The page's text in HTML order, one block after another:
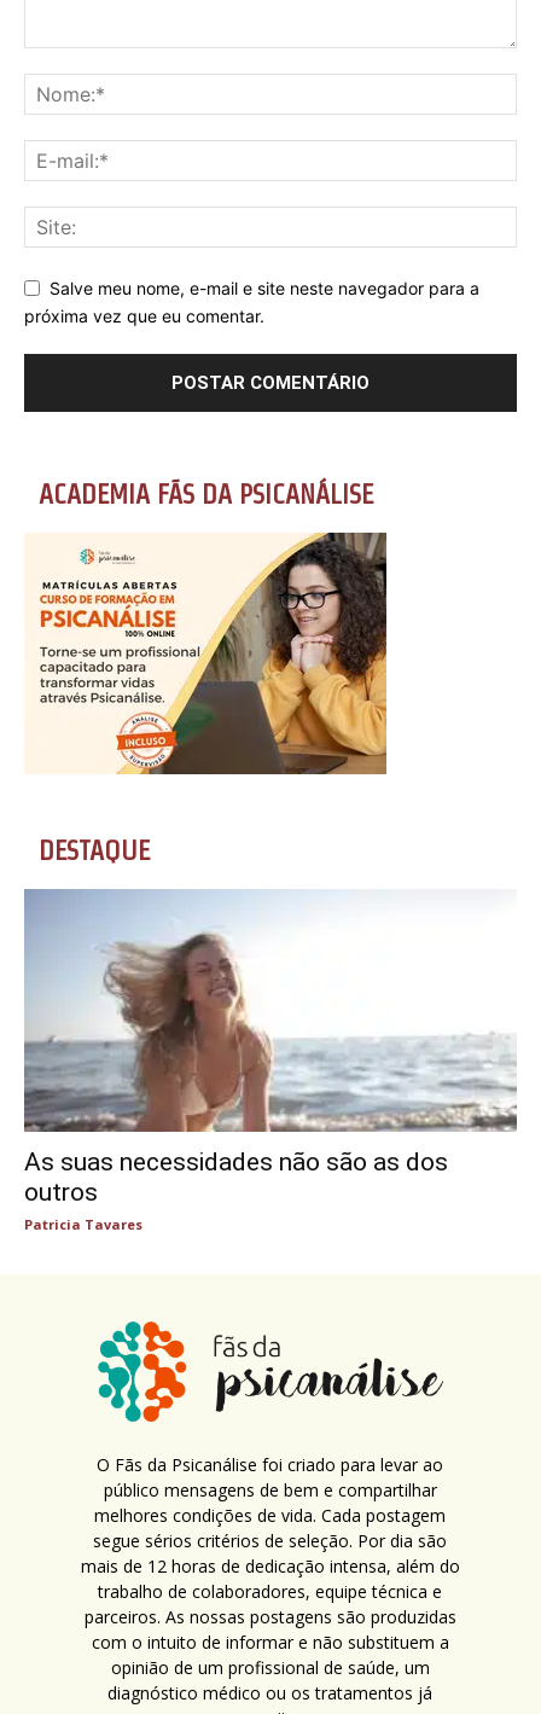
Salve meu nome, e-mail e site neste navegador para a
próxima vez que eu comentar.
ACADEMIA FÃS DA PSICANÁLISE
DESTAQUE
As suas necessidades não são as dos
outros
Patricia Tavares
O Fãs da Psicanálise foi criado para levar ao
público mensagens de bem e compartilhar
melhores condições de vida. Cada postagem
segue sérios critérios de seleção. Por dia são
mais de 12 horas de dedicação intensa, além do
trabalho de colaboradores, equipe técnica e
parceiros. As nossas postagens são produzidas
com o intuito de informar e não substituem a
opinião de um profissional de saúde, um
diagnóstico médico ou os tratamentos já